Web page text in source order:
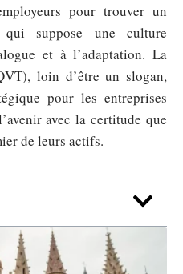
pour trouver un
suppose une culture
et à l’adaptation. La
loin d’être un slogan,
pour les entreprises
avec la certitude que
de leurs actifs.